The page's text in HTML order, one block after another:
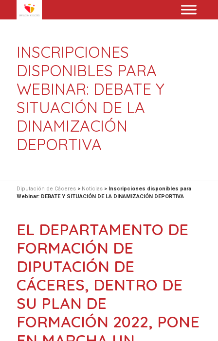
INSCRIPCIONES
DISPONIBLES PARA
WEBINAR: DEBATE Y
SITUACIÓN DE LA
DINAMIZACIÓN
DEPORTIVA
Diputación de Cáceres> Noticias> Inscripciones disponibles para
Webinar: DEBATE Y SITUACIÓN DE LA DINAMIZACIÓN DEPORTIVA
EL DEPARTAMENTO DE
FORMACIÓN DE
DIPUTACIÓN DE
CÁCERES, DENTRO DE
SU PLAN DE
FORMACIÓN 2022, PONE